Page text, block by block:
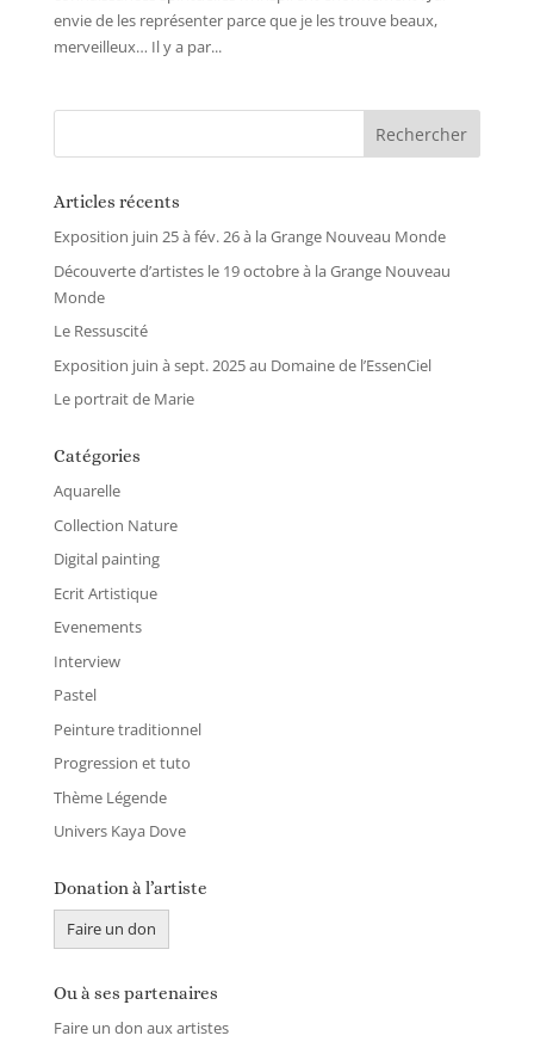
envie de les représenter parce que je les trouve beaux,
merveilleux… Il y a par...
Articles récents
Exposition juin 25 à fév. 26 à la Grange Nouveau Monde
Découverte d’artistes le 19 octobre à la Grange Nouveau
Monde
Le Ressuscité
Exposition juin à sept. 2025 au Domaine de l’EssenCiel
Le portrait de Marie
Catégories
Aquarelle
Collection Nature
Digital painting
Ecrit Artistique
Evenements
Interview
Pastel
Peinture traditionnel
Progression et tuto
Thème Légende
Univers Kaya Dove
Donation à l’artiste
Faire un don
Ou à ses partenaires
Faire un don aux artistes